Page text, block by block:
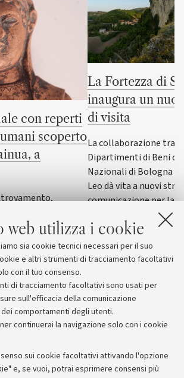
web utilizza i cookie
sia cookie tecnici necessari per il suo
e altri strumenti di tracciamento facoltativi
con il tuo consenso.
di tracciamento facoltativi sono usati per
sull'efficacia della comunicazione
comportamenti degli utenti.
continuerai la navigazione solo con i cookie
sui cookie facoltativi attivando l'opzione
e, se vuoi, potrai esprimere consensi più
con reperti
scoperto
a
e offre
riti di fondazione
La Fortezza di
inaugura un
di visita
La collaborazione tra il
Dipartimenti di Beni
Nazionali di Bologna e
Leo dà vita a nuovi
comunicazione per la
Archivio
Comunicati stampa